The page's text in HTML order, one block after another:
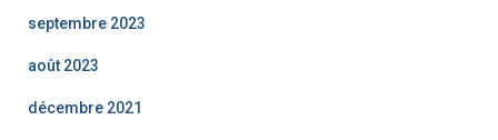
septembre 2023
août 2023
décembre 2021